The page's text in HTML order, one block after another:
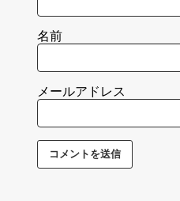
名前
メールアドレス